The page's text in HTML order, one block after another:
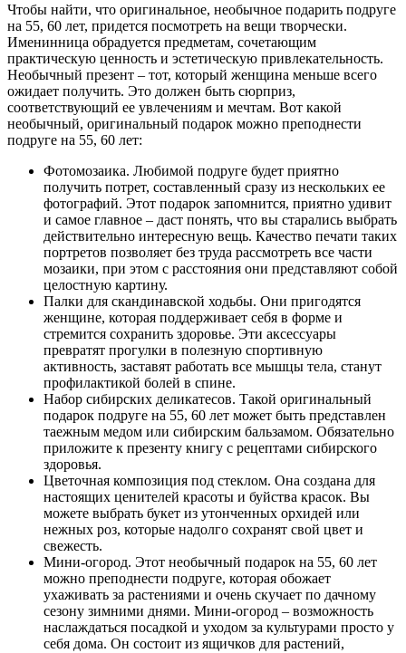
Чтобы найти, что оригинальное, необычное подарить подруге
на 55, 60 лет, придется посмотреть на вещи творчески.
Именинница обрадуется предметам, сочетающим
практическую ценность и эстетическую привлекательность.
Необычный презент – тот, который женщина меньше всего
ожидает получить. Это должен быть сюрприз,
соответствующий ее увлечениям и мечтам. Вот какой
необычный, оригинальный подарок можно преподнести
подруге на 55, 60 лет:
Фотомозаика. Любимой подруге будет приятно
получить потрет, составленный сразу из нескольких ее
фотографий. Этот подарок запомнится, приятно удивит
и самое главное – даст понять, что вы старались выбрать
действительно интересную вещь. Качество печати таких
портретов позволяет без труда рассмотреть все части
мозаики, при этом с расстояния они представляют собой
целостную картину.
Палки для скандинавской ходьбы. Они пригодятся
женщине, которая поддерживает себя в форме и
стремится сохранить здоровье. Эти аксессуары
превратят прогулки в полезную спортивную
активность, заставят работать все мышцы тела, станут
профилактикой болей в спине.
Набор сибирских деликатесов. Такой оригинальный
подарок подруге на 55, 60 лет может быть представлен
таежным медом или сибирским бальзамом. Обязательно
приложите к презенту книгу с рецептами сибирского
здоровья.
Цветочная композиция под стеклом. Она создана для
настоящих ценителей красоты и буйства красок. Вы
можете выбрать букет из утонченных орхидей или
нежных роз, которые надолго сохранят свой цвет и
свежесть.
Мини-огород. Этот необычный подарок на 55, 60 лет
можно преподнести подруге, которая обожает
ухаживать за растениями и очень скучает по дачному
сезону зимними днями. Мини-огород – возможность
наслаждаться посадкой и уходом за культурами просто у
себя дома. Он состоит из ящичков для растений,